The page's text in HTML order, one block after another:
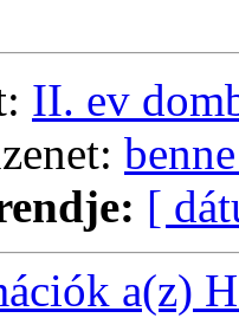
II. ev
[
a(z)